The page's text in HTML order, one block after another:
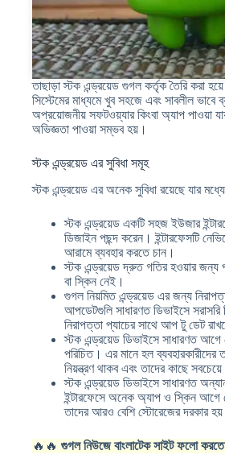
তাছাড়া স্টক এন্ড্রয়েড গুগল কর্তৃক তৈরি করা
সিস্টেমের মাধ্যমে খুব সহজে এবং সাবলীল ভাবে
অপ্রয়োজনীয় সফটওয়্যার কিংবা অ্যাপ পাওয়া
অভিজ্ঞতা পাওয়া সম্ভব হয়।
স্টক এন্ড্রয়েড এর সুবিধা সমূহ
স্টক এন্ড্রয়েড এর অনেক সুবিধা রয়েছে যার
স্টক এন্ড্রয়েড একটি সহজ ইউজার
ডিজাইন পছন্দ করেন। ইন্টারফেসটি
আরামে ব্যবহার করতে চান।
স্টক এন্ড্রয়েড দ্রুত গতির হওয়ার জন্য
বা স্কিন নেই।
গুগল নিয়মিত এন্ড্রয়েড এর জন্য
আপডেটগুলি সাধারণত ডিভাইসে
নিরাপত্তা প্যাচের সাথে আপ টু ডেট
স্টক এন্ড্রয়েড ডিভাইসে সাধারণত
পরিচিত। এর মানে হল
নিয়ন্ত্রণ থাকব এবং তাদের কাছে
স্টক এন্ড্রয়েড ডিভাইসে সাধারণত
ইন্টারফেসে অনেক অ্যাপ ও স্কিন আগে
তাদের আরও বেশি স্টোরেজের দরকার
🔥🔥 গুগল নিউজে বাংলাটেক সাইট ফলো করতে